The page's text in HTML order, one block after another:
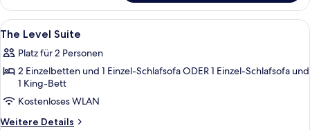
Room
Alle
Fotos
für
The
Level
Suite
anzeigen
Minibar, Zimmersafe, Schreibtisch,
4
The Level Suite
Platz für 2 Personen
2 Einzelbetten und 1 Einzel-Schlafsofa ODER 1 Einzel-Schlafsofa und
1 King-Bett
Kostenloses WLAN
Weitere Details
Weitere